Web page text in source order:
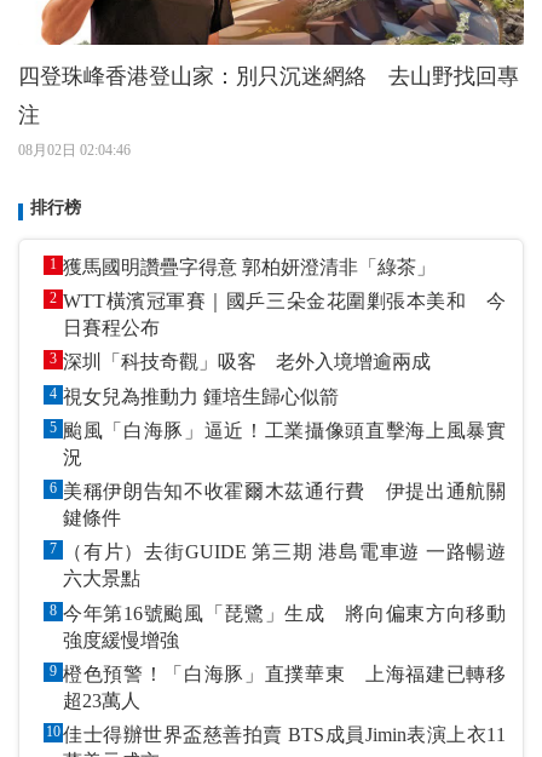
四登珠峰香港登山家：別只沉迷網絡 去山野找回專
注
08月02日 02:04:46
排行榜
1 獲馬國明讚疊字得意 郭柏妍澄清非「綠茶」
2 WTT橫濱冠軍賽｜國乒三朵金花圍剿張本美和 今
日賽程公布
3 深圳「科技奇觀」吸客 老外入境增逾兩成
4 視女兒為推動力 鍾培生歸心似箭
5 颱風「白海豚」逼近！工業攝像頭直擊海上風暴實
況
6 美稱伊朗告知不收霍爾木茲通行費 伊提出通航關
鍵條件
7
（有片）去街GUIDE 第三期 港島電車遊 一路暢遊
六大景點
8 今年第16號颱風「琵鷺」生成 將向偏東方向移動
強度緩慢增強
9 橙色預警！「白海豚」直撲華東 上海福建已轉移
超23萬人
10佳士得辦世界盃慈善拍賣 BTS成員Jimin表演上衣11